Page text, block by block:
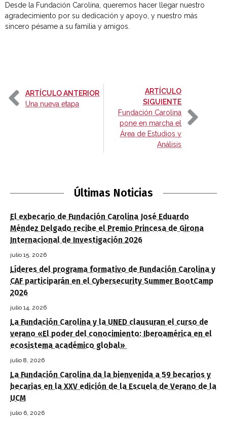
Desde la Fundación Carolina, queremos hacer llegar nuestro
agradecimiento por su dedicación y apoyo, y nuestro más
sincero pésame a su familia y amigos.
ARTÍCULO ANTERIOR-
Una nueva etapa
ARTÍCULO
SIGUIENTE-
Fundación Carolina
pone en marcha el
Área de Estudios y
Análisis
Últimas Noticias
El exbecario de Fundación Carolina José Eduardo
Méndez Delgado recibe el Premio Princesa de Girona
Internacional de Investigación 2026
julio 15, 2026
Líderes del programa formativo de Fundación Carolina y
CAF participarán en el Cybersecurity Summer BootCamp
2026
julio 14, 2026
La Fundación Carolina y la UNED clausuran el curso de
verano «El poder del conocimiento: Iberoamérica en el
ecosistema académico global»
julio 8, 2026
La Fundación Carolina da la bienvenida a 59 becarios y
becarias en la XXV edición de la Escuela de Verano de la
UCM
julio 6, 2026